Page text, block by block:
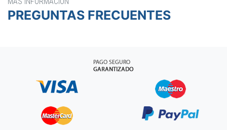
PREGUNTAS FRECUENTES